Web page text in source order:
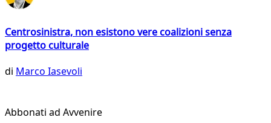
Centrosinistra, non esistono vere coalizioni senza
progetto culturale
di Marco Iasevoli
Abbonati ad Avvenire